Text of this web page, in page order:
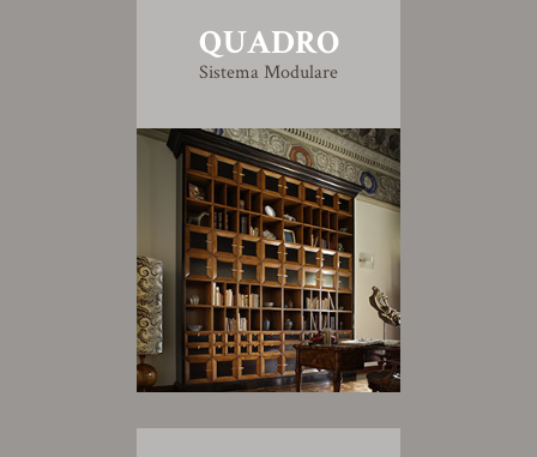
QUADRO
Sistema Modulare